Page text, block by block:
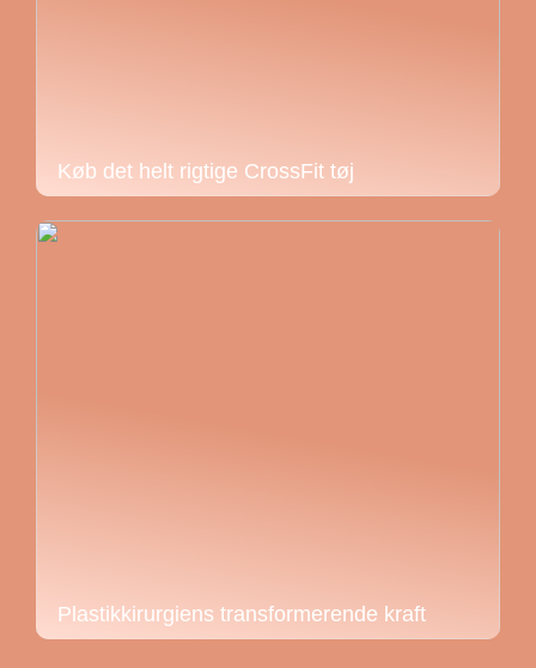
Køb det helt rigtige CrossFit tøj
Plastikkirurgiens transformerende kraft